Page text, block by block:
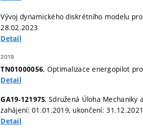
Vývoj dynamického diskrétního modelu
28.02.2023
Detail
2019
TN01000056, Optimalizace energopilot
Detail
GA19-12197S, Sdružená Úloha Mechaniky
zahájení: 01.01.2019, ukončení: 31.12.2021
Detail